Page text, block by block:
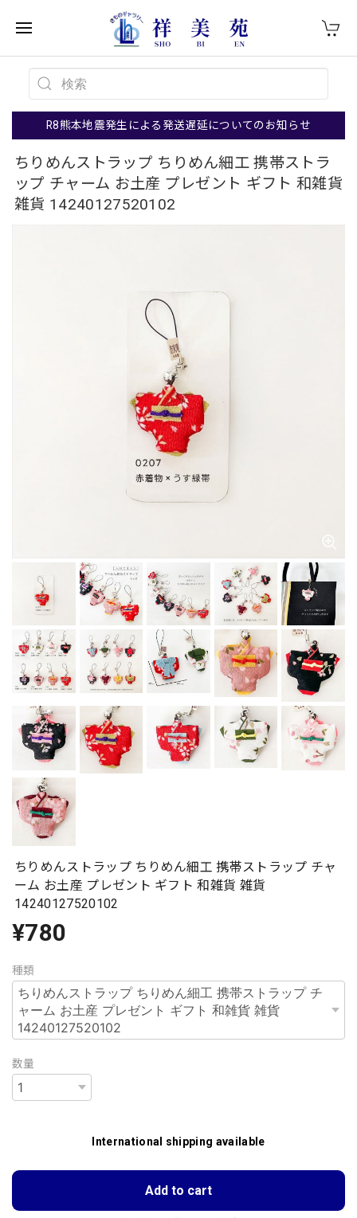
R8熊本地震発生による発送遅延についてのお知らせ
ちりめんストラップ ちりめん細工 携帯ストラ
ップ チャーム お土産 プレゼント ギフト 和雑貨
雑貨 14240127520102
ちりめんストラップ ちりめん細工 携帯ストラップ チャ
ーム お土産 プレゼント ギフト 和雑貨 雑貨
14240127520102
¥780
種類
数量
International shipping available
Add to cart